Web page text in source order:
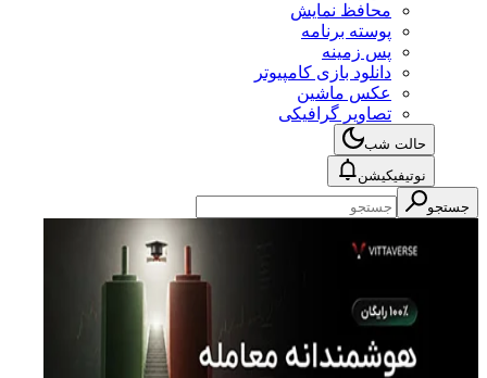
محافظ نمایش
پوسته برنامه
پس زمینه
دانلود بازی کامپیوتر
عکس ماشین
تصاویر گرافیکی
حالت شب
نوتیفیکیشن
جستجو